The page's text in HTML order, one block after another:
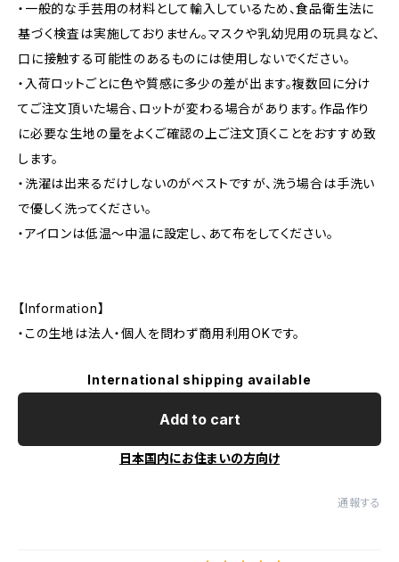
・一般的な手芸用の材料として輸入しているため、食品衛生法に
基づく検査は実施しておりません。マスクや乳幼児用の玩具など、
口に接触する可能性のあるものには使用しないでください。
・入荷ロットごとに色や質感に多少の差が出ます。複数回に分け
てご注文頂いた場合、ロットが変わる場合があります。作品作り
に必要な生地の量をよくご確認の上ご注文頂くことをおすすめ致
します。
・洗濯は出来るだけしないのがベストですが、洗う場合は手洗い
で優しく洗ってください。
・アイロンは低温〜中温に設定し、あて布をしてください。
【Information】
・この生地は法人・個人を問わず商用利用OKです。
International shipping available
Add to cart
日本国内にお住まいの方向け
通報する